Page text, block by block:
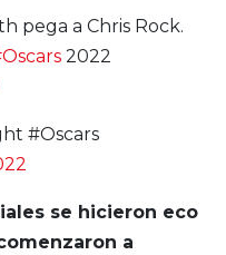
pega a Chris Rock.
2022
#Oscars
se hicieron eco
a